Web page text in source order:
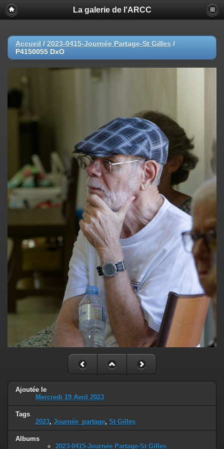
La galerie de l'ARCC
Accueil / 2023-0415-Journée Partage-St Gilles /
P4150055 DxO
Ajoutée le
Mercredi 19 Avril 2023
Tags
2023, Journée_partage, St Gilles
Albums
2023-0415-Journée Partage-St Gilles